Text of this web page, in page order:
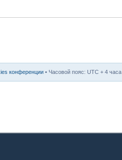
конференции • Часовой пояс: UTC + 4 часа